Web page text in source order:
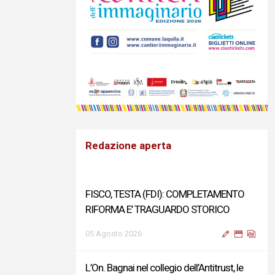
Redazione aperta
FISCO, TESTA (FDI): COMPLETAMENTO
RIFORMA E’ TRAGUARDO STORICO
05 Agosto 2026
L’On. Bagnai nel collegio dell’Antitrust, le